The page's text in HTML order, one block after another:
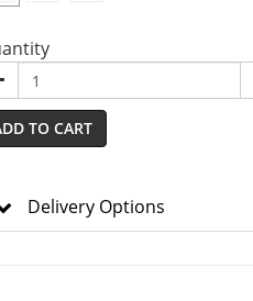
TO CART
Delivery Options